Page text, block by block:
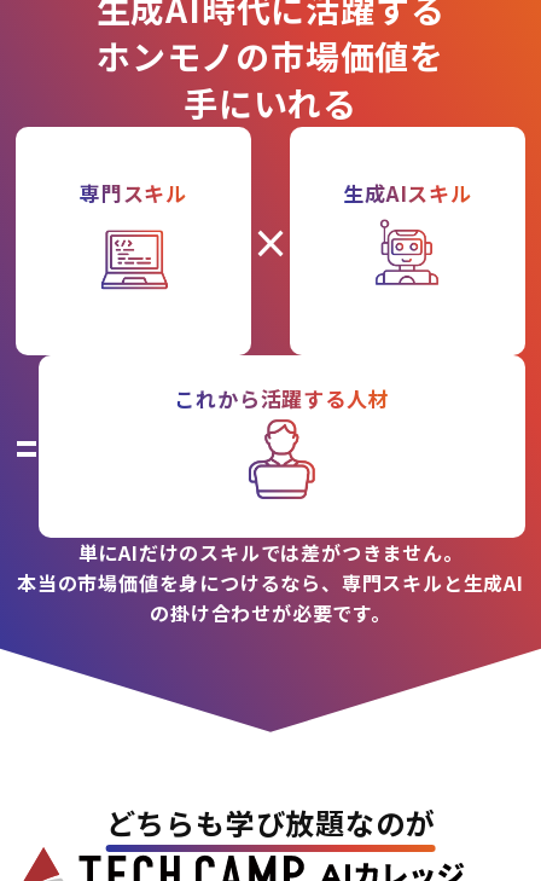
ホンモノの市場価値を
手にいれる
専門スキル
×
生成AIスキル
=
これから活躍する人材
単にAIだけのスキルでは差がつきません。
本当の市場価値を身につけるなら、専門スキルと生成AI
の掛け合わせが必要です。
どちらも学び放題なのが